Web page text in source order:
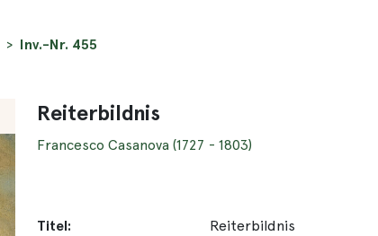
Inv.-Nr. 455
Reiterbildnis
Francesco Casanova (1727 - 1803)
Titel:
Reiterbildnis